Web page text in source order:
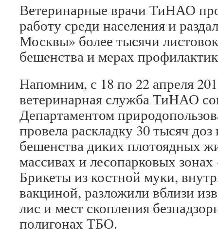
Ветеринарные врачи ТиНАО
работу среди населения и
Москвы» более тысячи
бешенства и мерах
Напомним, с 18 по 22 апреля
ветеринарная служба ТиНАО
Департаментом
провела раскладку 30 тысяч
бешенства диких плотоядных
массивах и лесопарковых
Брикеты из костной муки,
вакциной, разложили вблизи
лис и мест скопления
полигонах ТБО.